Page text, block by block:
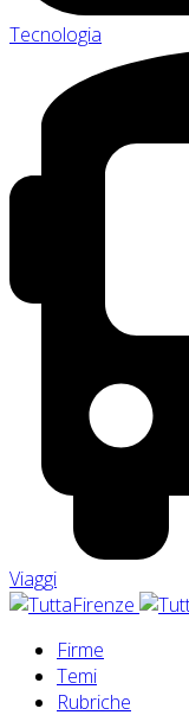
Tecnologia
Viaggi
Firme
Temi
Rubriche